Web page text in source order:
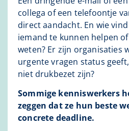
collega of een telefoontje
direct aandacht. En wie
iemand te kunnen helpen
weten? Er zijn organisaties
urgente vragen status
niet drukbezet zijn?
Sommige kenniswerkers
zeggen dat ze hun beste
concrete deadline.